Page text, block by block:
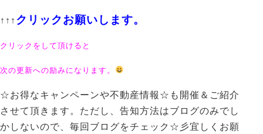
↑↑↑ クリックお願いします。
クリックをして頂けると
次の更新への励みになります。
☆お得なキャンペーンや不動産情報☆も開催＆ご紹介
させて頂きます。ただし、告知方法はブログのみでし
かしないので、毎回ブログをチェック☆彡宜しくお願